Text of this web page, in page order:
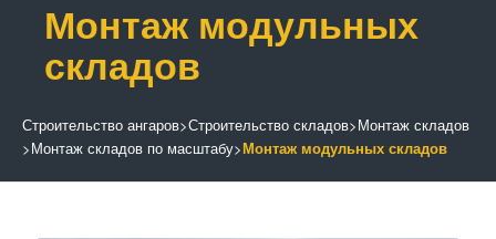
Монтаж модульных
складов
Строительство ангаров>Строительство складов>Монтаж складов
>Монтаж складов по масштабу>Монтаж модульных складов